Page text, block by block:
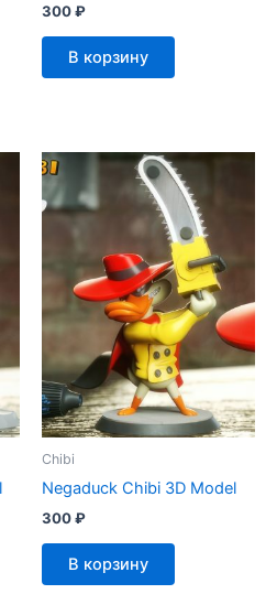
300₽
В корзину
Chibi
Negaduck Chibi 3D Model
300₽
В корзину